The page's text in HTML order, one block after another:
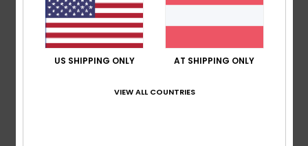
Durchschnittliche Bewertung
4.0/5
6 verifizierten Bewertungen
US SHIPPING ONLY AT SHIPPING ONLY
VIEW ALL COUNTRIES